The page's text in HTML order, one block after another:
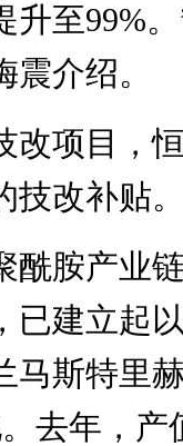
升至99%
介绍。
项目，恒
技改补贴
胺产业链
已建立起
马斯特里
去年，产